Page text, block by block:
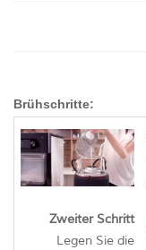
Brühschritte:
Zweiter Schritt
Legen Sie die